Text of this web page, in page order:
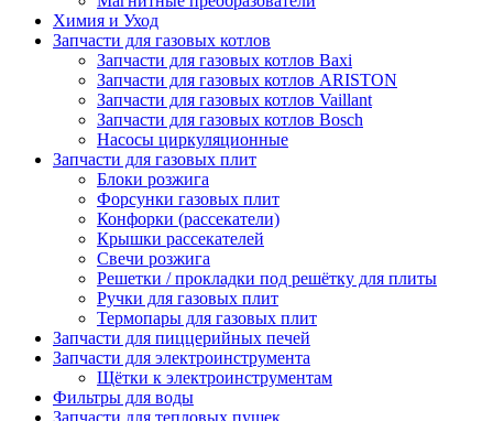
Химия и Уход
Запчасти для газовых котлов
Запчасти для газовых котлов Baxi
Запчасти для газовых котлов ARISTON
Запчасти для газовых котлов Vaillant
Запчасти для газовых котлов Bosch
Насосы циркуляционные
Запчасти для газовых плит
Блоки розжига
Форсунки газовых плит
Конфорки (рассекатели)
Крышки рассекателей
Свечи розжига
Решетки / прокладки под решётку для плиты
Ручки для газовых плит
Термопары для газовых плит
Запчасти для пиццерийных печей
Запчасти для электроинструмента
Щётки к электроинструментам
Фильтры для воды